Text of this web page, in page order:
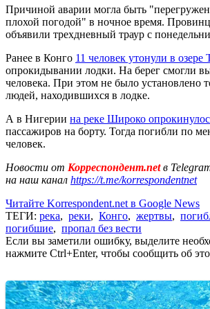
Причиной аварии могла быть
плохой погодой" в ночное время.
объявили трехдневный траур с
Ранее в Конго 11 человек утонули в озере
опрокидывании лодки. На берег смогли
человека. При этом не было установлено
людей, находившихся в лодке.
А в Нигерии на реке Широко
пассажиров на борту. Тогда погибли по
человек.
Новости от Корреспондент.netв
на наш канал https://t.me/korrespondentnet
Читайте Korrespondent.net в Google News
ТЕГИ: река, реки, Конго, жертвы,
погибшие, пропал без вести
Если вы заметили ошибку, выделите
нажмите Ctrl+Enter, чтобы сообщить об